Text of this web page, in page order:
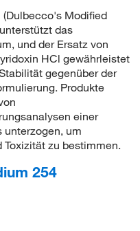
Modified
das
und der Ersatz von
HCl gewährleistet
gegenüber der
Produkte
einer
unterzogen, um
Toxizität zu bestimmen.
254